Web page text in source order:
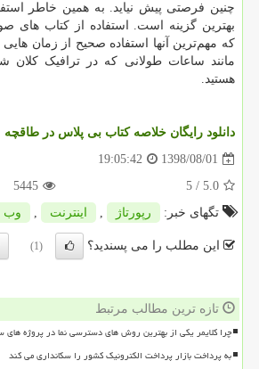
چنین فرصتی پیش نیاید. به همین خاطر
بهترین گزینه است. استفاده از کتاب های
که مهم‌ترین آنها استفاده صحیح از زمان
مانند ساعات طولانی که در ترافیک کلان
هستید.
دانلود رایگان خلاصه کتاب بی پلاس در طاقچه
1398/08/01
19:05:42
5.0
/ 5
5445
تگهای خبر:
رپورتاژ , اینترنت , وب
این مطلب را می پسندید؟ (1)
تازه ترین مطالب مرتبط
چرا کلایمر یکی از بهترین روش های دسترسی نما در پروژه های
به پرداخت بازار پرداخت الکترونیک کشور را سکانداری می کند